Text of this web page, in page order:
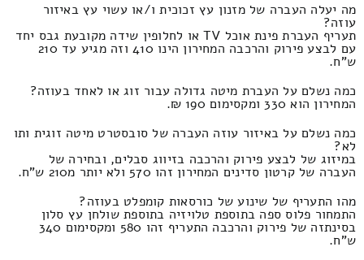
מה יעלה העברה של מזנון עץ זכוכית ו/או עשוי עץ באיזור
עוזה?
תעריף העברת פינת אוכל TV או לחלופין שידה מקובעת גבס יחד
עם לבצע פירוק והרכבה המחירון הינו 410 וזה מגיע עד 210
ש"ח.
כמה נשלם על העברת מיטה גדולה עבור זוג או לאחד בעוזה?
המחירון הוא 330 ומקסימום 190 ₪.
כמה נשלם על באיזור עוזה העברה של סובסטרט מיטה זוגית ותו
לא?
במיזוג של לבצע פירוק והרכבה בזיווג סבלים, ובחירה של
העברה של קרטון סדינים המחירון זהו 570 ולא יותר מ210 ש"ח.
מהו התעריף של שינוע של כורסאות קומפלט בעוזה?
התמחור פלוס ספה בתוספת טלויזיה בתוספת שולחן עץ סלון
בסינתזה של פירוק והרכבה התעריף זהו 580 ומקסימום 340
ש"ח.